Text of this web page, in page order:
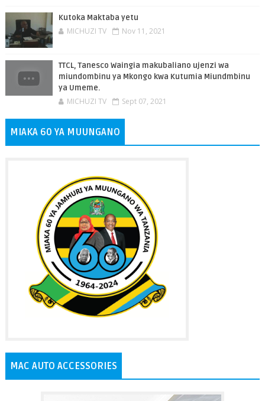
Kutoka Maktaba yetu
MICHUZI TV Nov 11, 2021
TTCL, Tanesco Waingia makubaliano ujenzi wa
miundombinu ya Mkongo kwa Kutumia Miundmbinu
ya Umeme.
MICHUZI TV Sept 07, 2021
MIAKA 60 YA MUUNGANO
MAC AUTO ACCESSORIES